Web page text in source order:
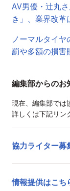
AV男優・辻丸
き」、業界改革
ノーマルタイ
罰や多額の損害
編集部からのお
現在、編集部では
詳しくは下記リン
協力ライター募
情報提供はこち